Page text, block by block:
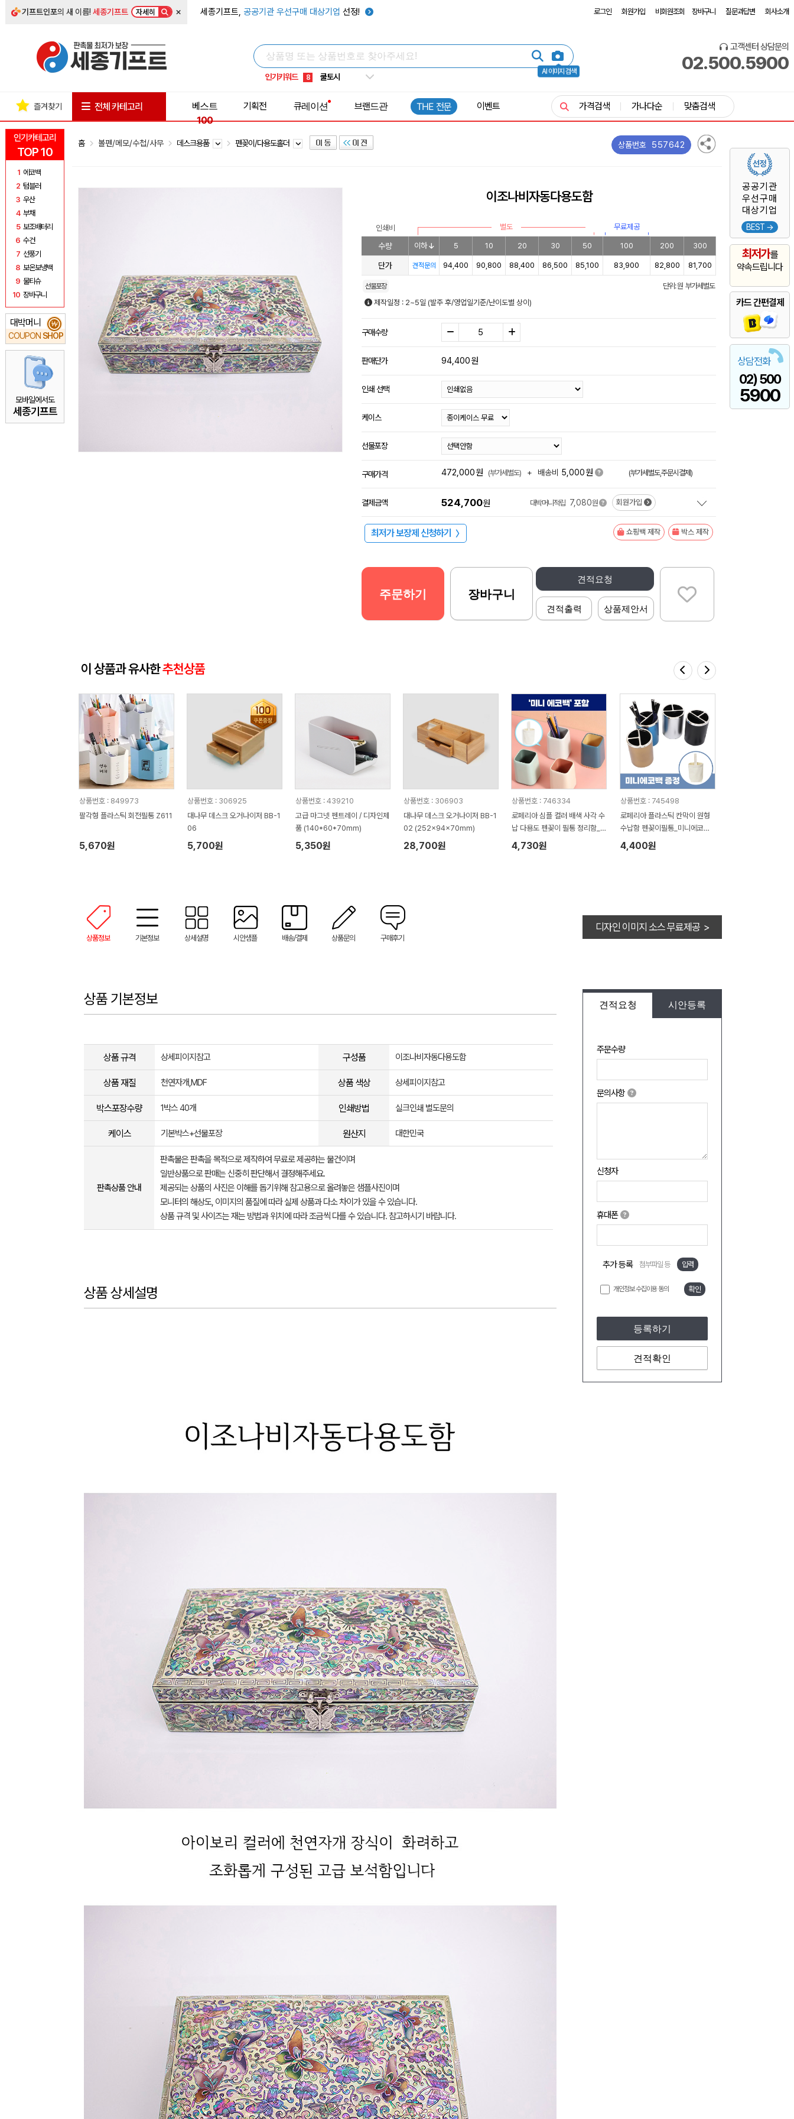
기프트인포의 새 이름!세종기프트 자세히 × 세종기프트, 공공기관 우선구매 대상기업 선정! 로그인 회원가입 비회원조회 장바구니 질문과답변 회사소개
AI 이미지 검색
인기키워드
5 키캡
8 쿨토시
9 넥쿨러
1 선풍기
고객센터 상담문의
02.500.5900
인기카테고리
TOP 10
1 에코백
2 텀블러
3 우산
4 부채
5 보조배터리
6 수건
7 선풍기
8 보온보냉백
9 물티슈
10 장바구니
대박머니
COUPON SHOP
₩
모바일에서도
세종기프트
공공기관
우선구매
대상기업
BEST →
최저가를
약속드립니다
카드 간편결제
상담전화
02) 500
5900
즐겨찾기 전체 카테고리
베스트
100
기획전 큐레이션 브랜드관 THE 전문 이벤트 가격검색 가나다순 맞춤검색
홈 볼펜/메모/수첩/사무 데스크용품 펜꽂이/다용도홀더 상품번호 557642
이조나비자동다용도함
인쇄비 별도 무료제공
수량 이하 5 10 20 30 50 100 200 300
단가 견적문의 94,400 90,800 88,400 86,500 85,100 83,900 82,800 81,700
선물포장
단위: 원 부가세별도
제작일정 : 2~5일 (발주 후/영업일기준/난이도별 상이)
구매수량
판매단가 94,400원
인쇄 선택
케이스
선물포장
구매가격 472,000원 (부가세별도) + 배송비 5,000원 (부가세별도,주문시결제)
결제금액 524,700원 대박머니적립 7,080원 회원가입
최저가 보장제 신청하기 〉 쇼핑백 제작 박스 제작
견적요청
견적출력 상품제안서
주문하기 장바구니
이 상품과 유사한추천상품
상품번호 : 849973
팔각형 플라스틱 회전필통 Z611
5,670원
상품번호 : 306925
대나무 데스크 오거나이저 BB-1
06
5,700원
상품번호 : 439210
고급 마그넷 펜트레이 / 디자인제
품 (140*60*70mm)
5,350원
상품번호 : 306903
대나무 데스크 오거나이저 BB-1
02 (252x94x70mm)
28,700원
상품번호 : 746334
로페리아 심플 컬러 배색 사각 수
납 다용도 펜꽂이 필통 정리함_
미니에코백포함
4,730원
상품번호 : 745498
로페리아 플라스틱 칸막이 원형
수납함 펜꽂이필통_미니에코백
포함
4,400원
상품정보 기본정보 상세설명 시안샘플 배송/결제 상품문의 구매후기
디자인 이미지 소스 무료제공 >
견적요청 시안등록
주문수량
문의사항
신청자
휴대폰
추가 등록 첨부파일 등 입력
개인정보 수집이용 동의 확인
등록하기
견적확인
상품 기본정보
상품 규격 상세피이지참고 구성품 이조나비자동다용도함
상품 재질 천연자개,MDF 상품 색상 상세피이지참고
박스포장수량 1박스 40개 인쇄방법 실크인쇄 별도문의
케이스 기본박스+선물포장 원산지 대한민국
판촉상품 안내
판촉물은 판촉을 목적으로 제작하여 무료로 제공하는 물건이며
일반상품으로 판매는 신중히 판단해서 결정해주세요.
제공되는 상품의 사진은 이해를 돕기위해 참고용으로 올려놓은 샘플사진이며
모니터의 해상도, 이미지의 품질에 따라 실제 상품과 다소 차이가 있을 수 있습니다.
상품 규격 및 사이즈는 재는 방법과 위치에 따라 조금씩 다를 수 있습니다. 참고하시기 바랍니다.
상품 상세설명